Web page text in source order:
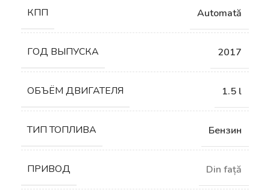
КПП Automată
ГОД ВЫПУСКА 2017
ОБЪЁМ ДВИГАТЕЛЯ 1.5 l
ТИП ТОПЛИВА Бензин
ПРИВОД Din față